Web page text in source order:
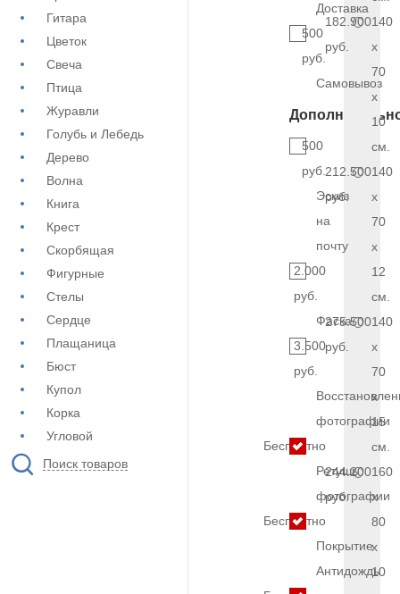
Гитара
Цветок
Свеча
Птица
Журавли
Голубь и Лебедь
Дерево
Волна
Книга
Крест
Скорбящая
Фигурные
Стелы
Сердце
Плащаница
Бюст
Купол
Корка
Угловой
Поиск товаров
Доставка
500
руб.
Самовывоз
500
руб.
Эскиз
на
почту
2.000
руб.
Фаска
3.500
руб.
фотографии
Бесплатно
Ретушь
фотографии
Бесплатно
Покрытие
Антидождь
182.900
руб.
140
x
70
x
10
см.
212.500
руб.
140
x
70
x
12
см.
275.500
руб.
140
x
70
x
15
см.
244.200
руб.
160
x
80
x
10